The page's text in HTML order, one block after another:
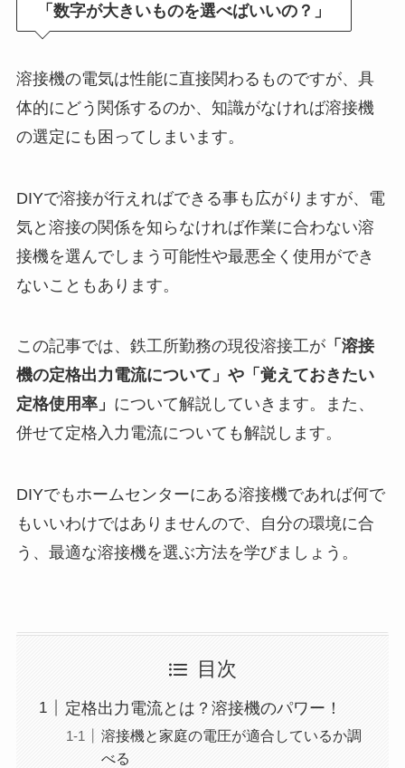
「数字が大きいものを選べばいいの？」
溶接機の電気は性能に直接関わるものですが、具
体的にどう関係するのか、知識がなければ溶接機
の選定にも困ってしまいます。
DIYで溶接が行えればできる事も広がりますが、電
気と溶接の関係を知らなければ作業に合わない溶
接機を選んでしまう可能性や最悪全く使用ができ
ないこともあります。
この記事では、鉄工所勤務の現役溶接工が「溶接
機の定格出力電流について」や「覚えておきたい
定格使用率」 について解説していきます。また、
併せて定格入力電流についても解説します。
DIYでもホームセンターにある溶接機であれば何で
もいいわけではありませんので、自分の環境に合
う、最適な溶接機を選ぶ方法を学びましょう。
目次
定格出力電流とは？溶接機のパワー！
溶接機と家庭の電圧が適合しているか調
べる